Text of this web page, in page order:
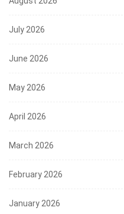
July 2026
June 2026
May 2026
April 2026
March 2026
February 2026
January 2026